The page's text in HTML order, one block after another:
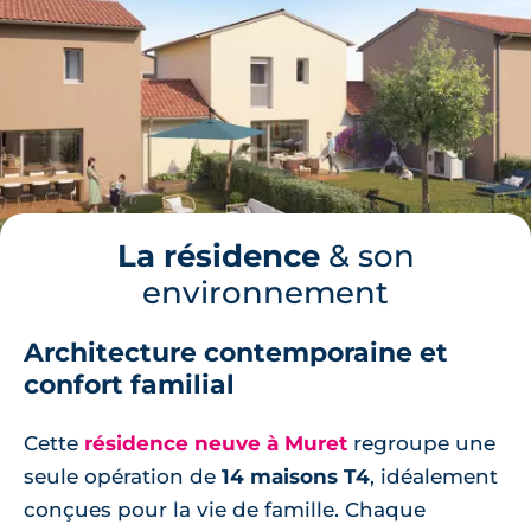
La résidence& son
environnement
Architecture contemporaine et
confort familial
Cette résidence neuve à Muret regroupe une
seule opération de 14 maisons T4, idéalement
conçues pour la vie de famille. Chaque